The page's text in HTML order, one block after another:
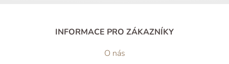
INFORMACE PRO ZÁKAZNÍKY
O nás